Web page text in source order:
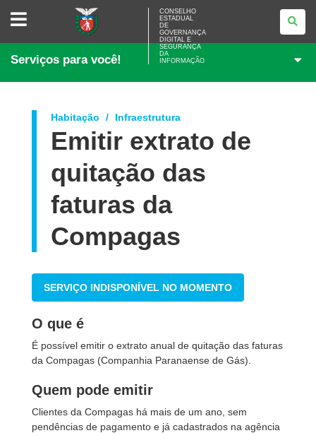
CONSELHO
ESTADUAL
GOVERNANÇA
E
DA
CONSELHO
ESTADUAL
DE
GOVERNANÇA
DIGITAL E
SEGURANÇA
DA
INFORMAÇÃO
Serviços para você!
Habitação Infraestrutura
Emitir extrato de
quitação das
faturas da
Compagas
SERVIÇO INDISPONÍVEL NO MOMENTO
O que é
É possível emitir o extrato anual de quitação das faturas
da Compagas (Companhia Paranaense de Gás).
Quem pode emitir
Clientes da Compagas há mais de um ano, sem
pendências de pagamento e já cadastrados na agência